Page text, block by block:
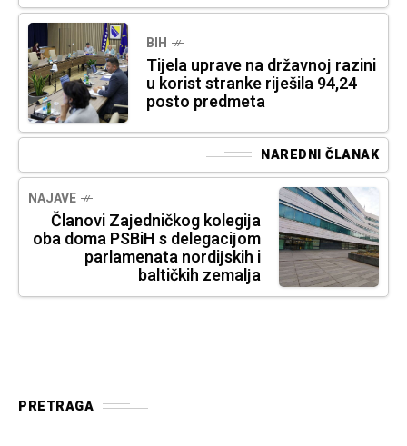
BIH
Tijela uprave na državnoj razini
u korist stranke riješila 94,24
posto predmeta
NAREDNI ČLANAK
NAJAVE
Članovi Zajedničkog kolegija
oba doma PSBiH s delegacijom
parlamenata nordijskih i
baltičkih zemalja
PRETRAGA